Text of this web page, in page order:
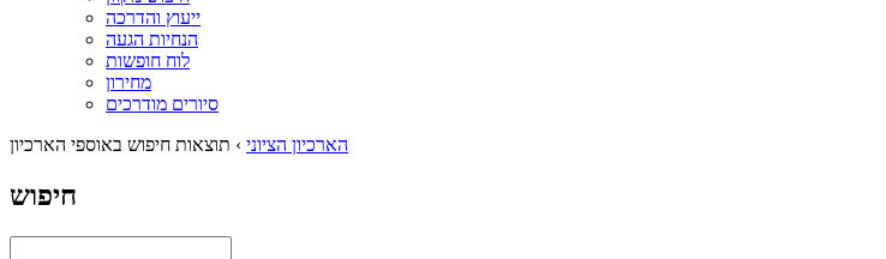
ייעוץ והדרכה
הנחיות הגעה
לוח חופשות
מחירון
סיורים מודרכים
הארכיון הציוני › תוצאות חיפוש באוספי הארכיון
חיפוש